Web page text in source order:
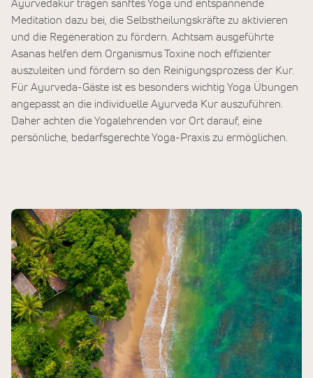
Ayurvedakur tragen sanftes Yoga und entspannende
Meditation dazu bei, die Selbstheilungskräfte zu aktivieren
und die Regeneration zu fördern. Achtsam ausgeführte
Asanas helfen dem Organismus Toxine noch effizienter
auszuleiten und fördern so den Reinigungsprozess der Kur.
Für Ayurveda-Gäste ist es besonders wichtig Yoga Übungen
angepasst an die individuelle Ayurveda Kur auszuführen.
Daher achten die Yogalehrenden vor Ort darauf, eine
persönliche, bedarfsgerechte Yoga-Praxis zu ermöglichen.